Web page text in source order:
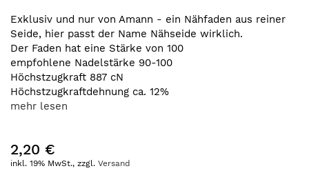
springen
Exklusiv und nur von Amann - ein Nähfaden aus reiner
Seide, hier passt der Name Nähseide wirklich.
Der Faden hat eine Stärke von 100
empfohlene Nadelstärke 90-100
Höchstzugkraft 887 cN
Höchstzugkraftdehnung ca. 12%
mehr lesen
2,20 €
inkl. 19% MwSt., zzgl. Versand